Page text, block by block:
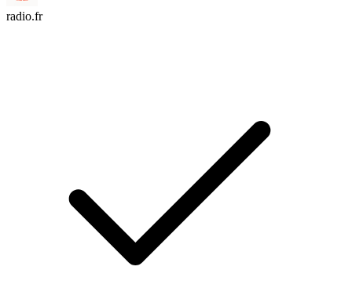
radio.fr